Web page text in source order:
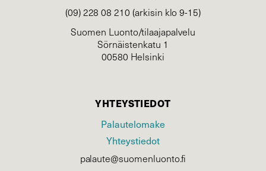
(09) 228 08 210 (arkisin klo 9-15)
Suomen Luonto/tilaajapalvelu
Sörnäistenkatu 1
00580 Helsinki
YHTEYSTIEDOT
Palautelomake
Yhteystiedot
palaute@suomenluonto.fi